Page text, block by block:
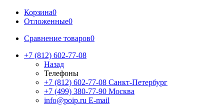
Корзина0
Отложенные0
Сравнение товаров0
+7 (812) 602-77-08
Назад
Телефоны
+7 (812) 602-77-08 Санкт-Петербург
+7 (499) 380-77-90 Москва
info@poip.ru E-mail